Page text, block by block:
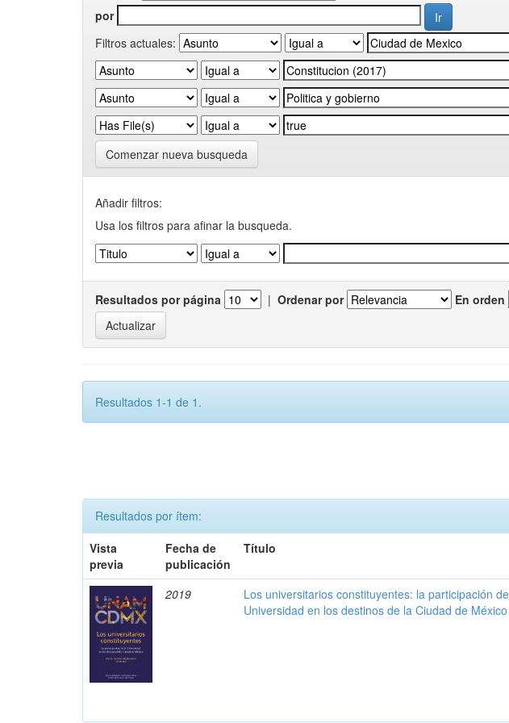
por
Filtros actuales:
Comenzar nueva busqueda
Añadir filtros:
Usa los filtros para afinar la busqueda.
Resultados por página | Ordenar por En orden
Resultados 1-1 de 1.
Resultados por ítem:
Vista
previa
Fecha de
publicación
Título
2019
Los universitarios constituyentes: la participación
Universidad en los destinos de la Ciudad de México